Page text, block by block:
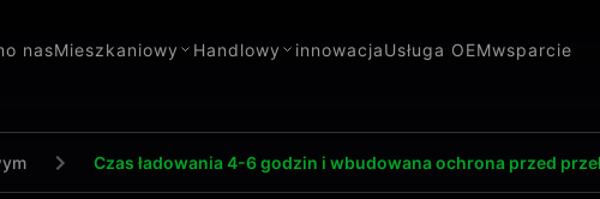
o nasMieszkaniowy Handlowy innowacjaUsługa OEMwsparcie
Czas ładowania 4-6 godzin i wbudowana ochrona przed